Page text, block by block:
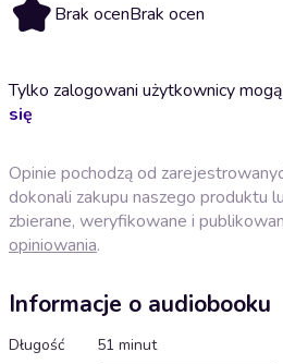
Brak ocenBrak ocen
Tylko zalogowani użytkownicy
się
Opinie pochodzą od
dokonali zakupu naszego produktu
zbierane, weryfikowane i
opiniowania.
Informacje o audiobooku
Długość
51 minut